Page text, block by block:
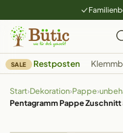
SALE Restposten
Start›Dekoration›Pappe›
Pentagramm Pappe